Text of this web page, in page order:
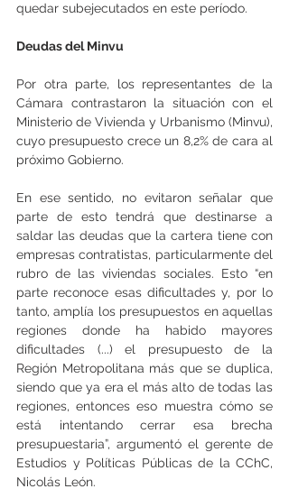
quedar subejecutados en este período.
Deudas del Minvu
Por otra parte, los representantes de la
Cámara contrastaron la situación con el
Ministerio de Vivienda y Urbanismo (Minvu),
cuyo presupuesto crece un 8,2% de cara al
próximo Gobierno.
En ese sentido, no evitaron señalar que
parte de esto tendrá que destinarse a
saldar las deudas que la cartera tiene con
empresas contratistas, particularmente del
rubro de las viviendas sociales. Esto “en
parte reconoce esas dificultades y, por lo
tanto, amplía los presupuestos en aquellas
regiones donde ha habido mayores
dificultades (...) el presupuesto de la
Región Metropolitana más que se duplica,
siendo que ya era el más alto de todas las
regiones, entonces eso muestra cómo se
está intentando cerrar esa brecha
presupuestaria”, argumentó el gerente de
Estudios y Políticas Públicas de la CChC,
Nicolás León.